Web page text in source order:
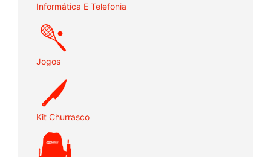
Informática E Telefonia
Jogos
Kit Churrasco